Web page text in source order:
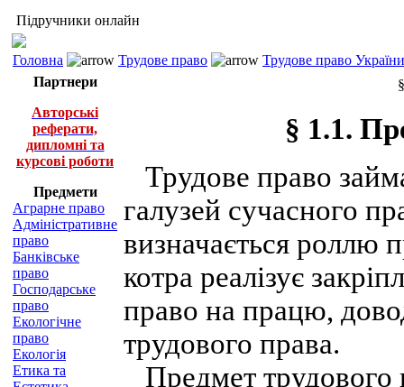
Підручники онлайн
Головна Трудове право
Трудове право
Партнери
Авторські
реферати,
дипломні та
курсові роботи
Предмети
Аграрне право
Адміністративне
право
Банківське
право
Господарське
право
Екологічне
право
Екологія
Етика та
§ 1.1.
Трудове право
галузей сучасного
визначається роллю
котра реалізує
право на працю,
трудового права.
Предмет трудового